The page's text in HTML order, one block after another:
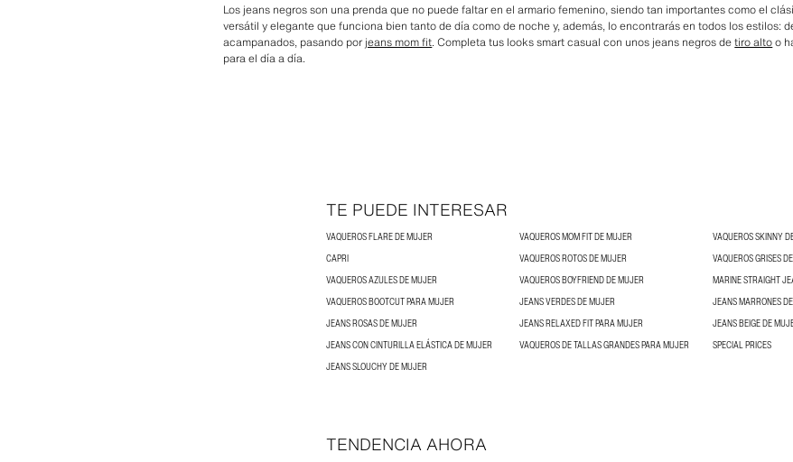
Los jeans negros son una prenda que no puede faltar en el armario femenino, siendo tan importantes como el
versátil y elegante que funciona bien tanto de día como de noche y, además, lo encontrarás en todos los estilos:
acampanados, pasando por jeans mom fit. Completa tus looks smart casual con unos jeans negros detiro altoo
para el día a día.
TE PUEDE INTERESAR
VAQUEROS FLARE DE MUJER VAQUEROS MOM FIT DE MUJER
VAQUEROS SKINNY
CAPRI
VAQUEROS ROTOS DE MUJER
VAQUEROS GRISES
VAQUEROS AZULES DE MUJER
VAQUEROS BOYFRIEND DE MUJER
MARINE STRAIGHT
VAQUEROS BOOTCUT PARA MUJER
JEANS VERDES DE MUJER
JEANS MARRONES
JEANS ROSAS DE MUJER
JEANS RELAXED FIT PARA MUJER
JEANS BEIGE DE
JEANS CON CINTURILLA ELÁSTICA DE MUJER
VAQUEROS DE TALLAS GRANDES PARA MUJER
SPECIAL PRICES
JEANS SLOUCHY DE MUJER
TENDENCIA AHORA